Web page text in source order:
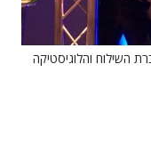
השילוח והלוגיסטיקה